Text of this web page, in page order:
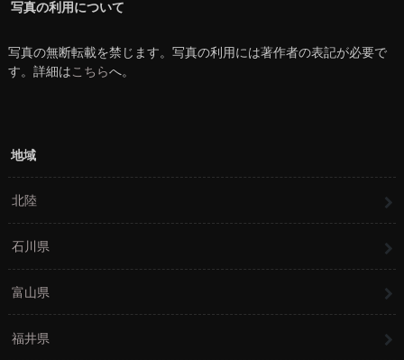
写真の利用について
写真の無断転載を禁じます。写真の利用には著作者の表記が必要で
す。詳細はこちらへ。
地域
北陸
石川県
富山県
福井県